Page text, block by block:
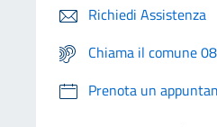
Richiedi Assistenza
Chiama il comune
Prenota un